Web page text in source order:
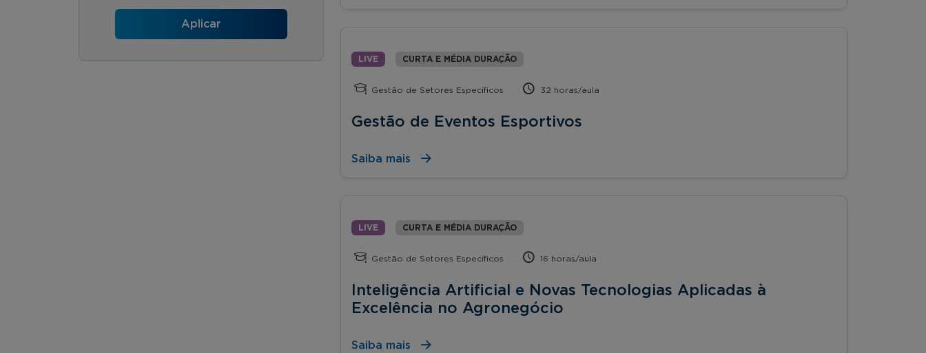
LIVE CURTA E MÉDIA DURAÇÃO
Gestão de Setores Específicos 32 horas/aula
Gestão de Eventos Esportivos
Saiba mais
LIVE CURTA E MÉDIA DURAÇÃO
Gestão de Setores Específicos 16 horas/aula
Inteligência Artificial e Novas Tecnologias Aplicadas à
Excelência no Agronegócio
Saiba mais